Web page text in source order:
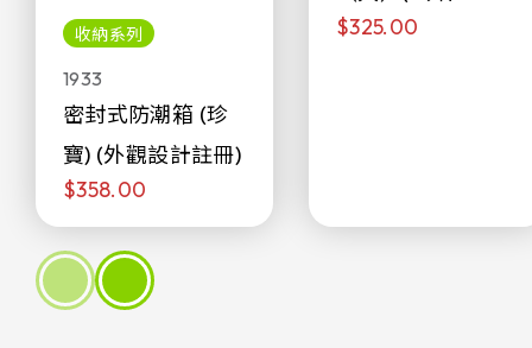
收納系列
1933
密封式防潮箱 (珍
寶) (外觀設計註冊)
$358.00
侖)
$325.00